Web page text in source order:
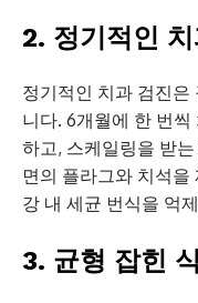
2. 정기적인
정기적인 치과 검진은
니다. 6개월에 한 번
하고, 스케일링을 받
면의 플라그와 치석을
강 내 세균 번식을 억
3. 균형 잡힌